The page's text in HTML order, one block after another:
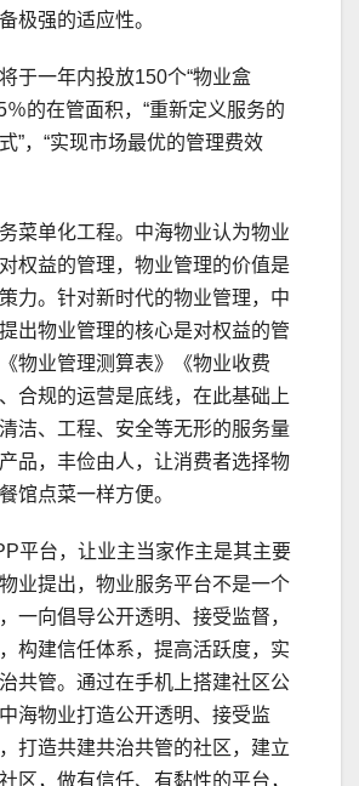
极强的适应性。
于一年内投放150个“物业盒
％的在管面积，“重新定义服务的
”，“实现市场最优的管理费效
菜单化工程。中海物业认为物业
权益的管理，物业管理的价值是
力。针对新时代的物业管理，中
出物业管理的核心是对权益的管
物业管理测算表》《物业收费
合规的运营是底线，在此基础上
洁、工程、安全等无形的服务量
品，丰俭由人，让消费者选择物
馆点菜一样方便。
平台，让业主当家作主是其主要
业提出，物业服务平台不是一个
一向倡导公开透明、接受监督，
构建信任体系，提高活跃度，实
共管。通过在手机上搭建社区公
海物业打造公开透明、接受监
打造共建共治共管的社区，建立
区，做有信任、有黏性的平台，